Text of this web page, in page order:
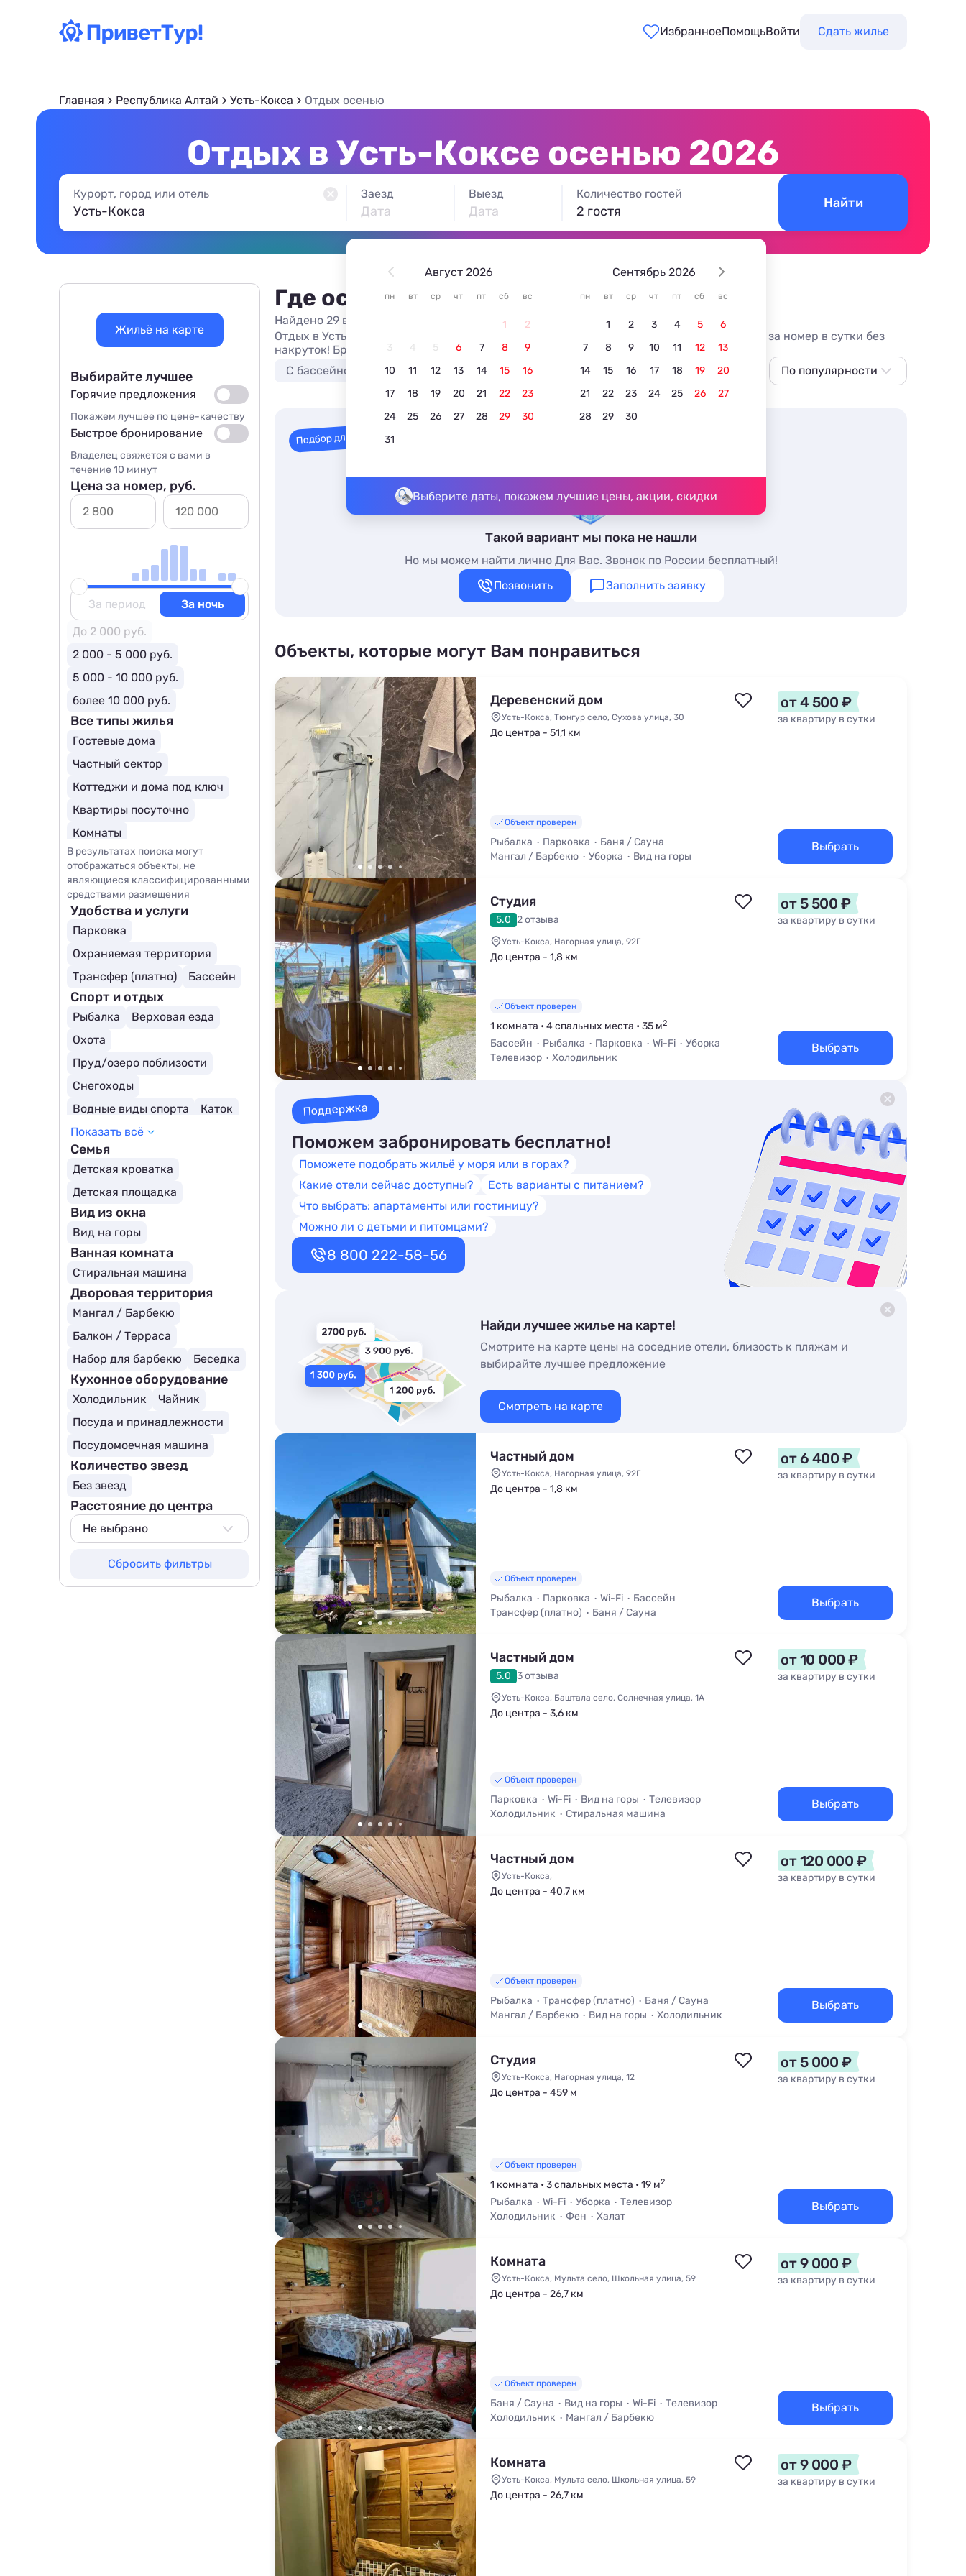
ИзбранноеПомощьВойти Сдать жилье
Главная Республика Алтай Усть-Кокса Отдых осенью
Отдых в Усть-Коксе осенью 2026
Курорт, город или отель Заезд
Дата
Выезд
Дата
Август 2026
пн вт ср чт пт сб вс
1
2
3
4 5 6 7 8
9
10
11 12 13 14 15
16
17
18 19 20 21 22
23
24
25 26 27 28 29
30
31
Сентябрь 2026
пн вт ср чт пт сб вс
1 2 3 4 5
6
7
8 9 10 11 12
13
14
15 16 17 18 19
20
21
22 23 24 25 26
27
28
29 30
Выберите даты, покажем лучшие цены, акции, скидки
Количество гостей
2 гостя
Найти
Где остановиться в Усть-Коксе
Найдено 29 вариантов жилья из 29
Отдых в Усть-Коксе без посредников у самого моря осенью 2026. Цены от 2800 рублей за номер в сутки без
накруток! Бронируйте прямо на сайте.
С бассейном
Недорого В центре С детьми
По популярности
Подбор для вас
Такой вариант мы пока не нашли
Но мы можем найти лично Для Вас. Звонок по России бесплатный!
Позвонить
Заполнить заявку
Объекты, которые могут Вам понравиться
Деревенский дом
Усть-Кокса, Тюнгур село, Сухова улица, 30
До центра - 51,1 км
Объект проверен
Рыбалка Парковка
Баня / Сауна
Мангал / Барбекю
Уборка
Вид на горы
от 4 500 ₽
за квартиру в сутки
Выбрать
Студия
5.0 2 отзыва
Усть-Кокса, Нагорная улица, 92Г
До центра - 1,8 км
Объект проверен
1 комната • 4 спальных места • 35 м2
Бассейн Рыбалка Парковка Wi-Fi
Уборка
Телевизор
Холодильник
от 5 500 ₽
за квартиру в сутки
Выбрать
Поддержка
Поможем забронировать бесплатно!
Поможете подобрать жильё у моря или в горах?
Какие отели сейчас доступны?
Есть варианты с питанием?
Что выбрать: апартаменты или гостиницу?
Можно ли с детьми и питомцами?
8 800 222-58-56
Найди лучшее жилье на карте!
Смотрите на карте цены на соседние отели, близость к пляжам и
выбирайте лучшее предложение
Смотреть на карте
Частный дом
Усть-Кокса, Нагорная улица, 92Г
До центра - 1,8 км
Объект проверен
Рыбалка Парковка Wi-Fi
Бассейн
Трансфер (платно)
Баня / Сауна
от 6 400 ₽
за квартиру в сутки
Выбрать
Частный дом
5.0 3 отзыва
Усть-Кокса, Баштала село, Солнечная улица, 1А
До центра - 3,6 км
Объект проверен
Парковка Wi-Fi Вид на горы
Телевизор
Холодильник
Стиральная машина
от 10 000 ₽
за квартиру в сутки
Выбрать
Частный дом
Усть-Кокса,
До центра - 40,7 км
Объект проверен
Рыбалка Трансфер (платно)
Баня / Сауна
Мангал / Барбекю
Вид на горы
Холодильник
от 120 000 ₽
за квартиру в сутки
Выбрать
Студия
Усть-Кокса, Нагорная улица, 12
До центра - 459 м
Объект проверен
1 комната • 3 спальных места • 19 м2
Рыбалка Wi-Fi Уборка
Телевизор
Холодильник
Фен Халат
от 5 000 ₽
за квартиру в сутки
Выбрать
Комната
Усть-Кокса, Мульта село, Школьная улица, 59
До центра - 26,7 км
Объект проверен
Баня / Сауна Вид на горы Wi-Fi
Телевизор
Холодильник
Мангал / Барбекю
от 9 000 ₽
за квартиру в сутки
Выбрать
Комната
Усть-Кокса, Мульта село, Школьная улица, 59
До центра - 26,7 км
от 9 000 ₽
за квартиру в сутки
Жильё на карте
Выбирайте лучшее
Горячие предложения
Покажем лучшее по цене-качеству
Быстрое бронирование
Владелец свяжется с вами в
течение 10 минут
Цена за номер, руб.
За период
За ночь
До 2 000 руб.
2 000 - 5 000 руб.
5 000 - 10 000 руб.
более 10 000 руб.
Все типы жилья
Гостевые дома
Частный сектор
Коттеджи и дома под ключ
Квартиры посуточно
Комнаты
В результатах поиска могут
отображаться объекты, не
являющиеся классифицированными
средствами размещения
Удобства и услуги
Парковка
Охраняемая территория
Трансфер (платно)
Бассейн
Спорт и отдых
Рыбалка
Верховая езда
Охота
Пруд/озеро поблизости
Снегоходы
Водные виды спорта
Каток
Показать всё
Семья
Детская кроватка
Детская площадка
Вид из окна
Вид на горы
Ванная комната
Стиральная машина
Дворовая территория
Мангал / Барбекю
Балкон / Терраса
Набор для барбекю
Беседка
Кухонное оборудование
Холодильник
Чайник
Посуда и принадлежности
Посудомоечная машина
Количество звезд
Без звезд
Расстояние до центра
Не выбрано
Сбросить фильтры